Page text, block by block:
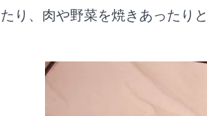
たり、肉や野菜を焼きあったり